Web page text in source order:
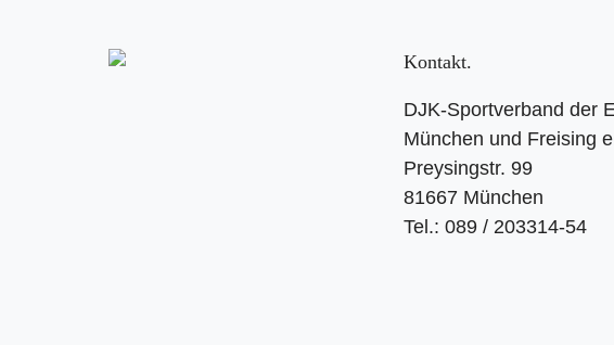
Kontakt
DJK-Sportverband der
München und Freising
Preysingstr. 99
81667 München
Tel.: 089 / 203314-54